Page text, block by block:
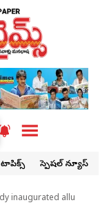
టాపిక్స్ స్పెషల్ న్యూస్
inaugurated allu